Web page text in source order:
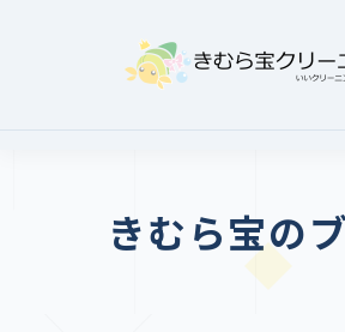
きむら宝の